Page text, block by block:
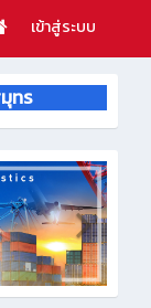
เข้าสู่ระบบ
ฐสมุทร